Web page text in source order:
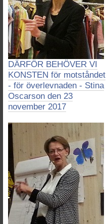
DÄRFÖR BEHÖVER VI
KONSTEN för motståndet
- för överlevnaden - Stina
Oscarson den 23
november 2017